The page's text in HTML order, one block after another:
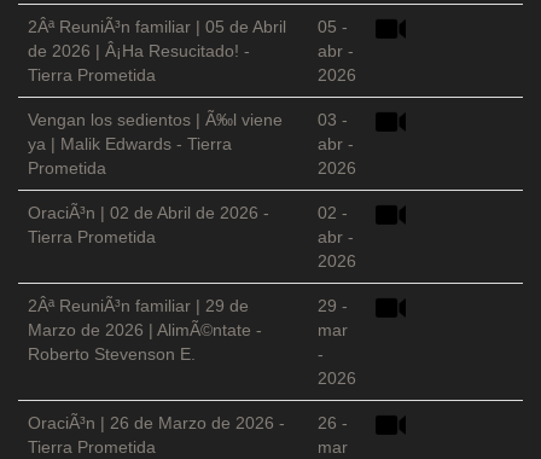
2Âª ReuniÃ³n familiar | 05 de Abril
de 2026 | Â¡Ha Resucitado! -
Tierra Prometida
05 -
abr -
2026
Vengan los sedientos | Ã‰l viene
ya | Malik Edwards - Tierra
Prometida
03 -
abr -
2026
OraciÃ³n | 02 de Abril de 2026 -
Tierra Prometida
02 -
abr -
2026
2Âª ReuniÃ³n familiar | 29 de
Marzo de 2026 | AlimÃ©ntate -
Roberto Stevenson E.
29 -
mar
-
2026
OraciÃ³n | 26 de Marzo de 2026 -
Tierra Prometida
26 -
mar